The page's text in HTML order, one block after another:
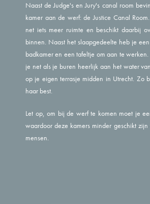
Naast de Judge's en Jury's canal room
kamer aan de werf: de Justice Canal
net iets meer ruimte en beschikt daarbij
binnen. Naast het slaapgedeelte heb je
badkamer en een tafeltje om aan te
je net als je buren heerlijk aan het water
op je eigen terrasje midden in Utrecht. Zo
haar best.
Let op, om bij de werf te komen moet je
waardoor deze kamers minder geschikt
mensen.